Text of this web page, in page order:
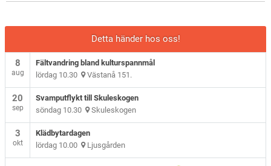
Detta händer hos oss!
8
aug
Fältvandring bland kulturspannmål
lördag 10.30 Västanå 151.
20
sep
Svamputflykt till Skuleskogen
söndag 10.30 Skuleskogen
3
okt
Klädbytardagen
lördag 10.00 Ljusgården